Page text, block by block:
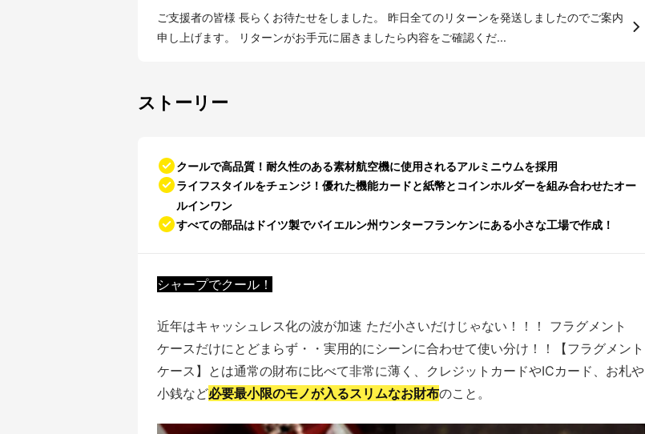
ご支援者の皆様 長らくお待たせをしました。 昨日全てのリターンを発送しましたのでご案内
申し上げます。 リターンがお手元に届きましたら内容をご確認くだ...
ストーリー
クールで高品質！耐久性のある素材航空機に使用されるアルミニウムを採用
ライフスタイルをチェンジ！優れた機能カードと紙幣とコインホルダーを組み合わせたオー
ルインワン
すべての部品はドイツ製でバイエルン州ウンターフランケンにある小さな工場で作成！
シャープでクール！
近年はキャッシュレス化の波が加速 ただ小さいだけじゃない！！！ フラグメント
ケースだけにとどまらず・・実用的にシーンに合わせて使い分け！！【フラグメント
ケース】とは通常の財布に比べて非常に薄く、クレジットカードやICカード、お札や
小銭など必要最小限のモノが入るスリムなお財布のこと。